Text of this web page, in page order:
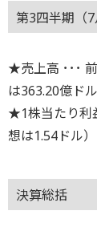
第3四半期（
★売上高 ･･･
は363.20億ドル
★1株当たり利
想は1.54ドル）
決算総括